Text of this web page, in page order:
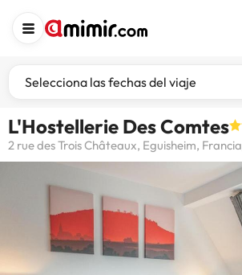
Selecciona las fechas del viaje
L'Hostellerie Des Comtes
2 rue des Trois Châteaux, Eguisheim, Francia